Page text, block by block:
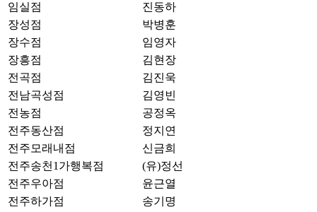
임실점
진동하
장성점
박병훈
장수점
임영자
장흥점
김현장
전곡점
김진욱
전남곡성점
김영빈
전농점
공정옥
전주동산점
정지연
전주모래내점
신금희
전주송천1가행복점
(유)정선
전주우아점
윤근열
전주하가점
송기명